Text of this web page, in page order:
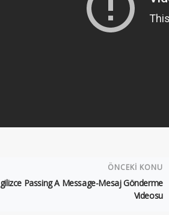
ÖNCEKİ KONU
Passing A Message-Mesaj Gönderme
Videosu